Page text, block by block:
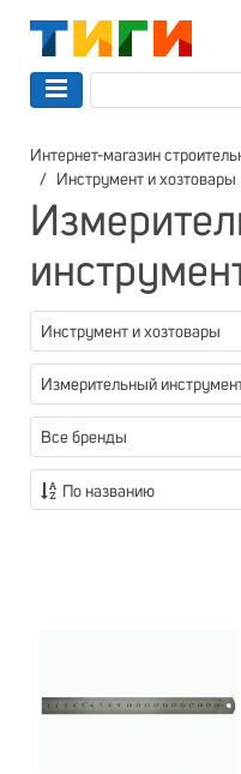
Интернет-магазин
Инструмент и хозтовары
Инструмент и хозтовары
Измерительный
Все бренды
По названию